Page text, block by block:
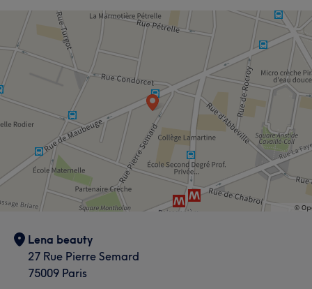
Lena beauty
27 Rue Pierre Semard
75009 Paris